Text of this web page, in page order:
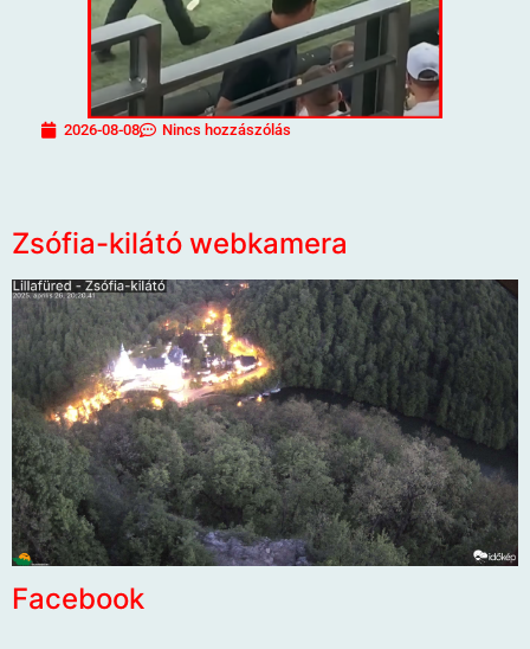
2026-08-08 Nincs hozzászólás
Zsófia-kilátó webkamera
Facebook